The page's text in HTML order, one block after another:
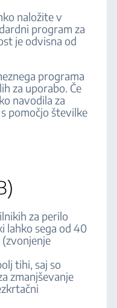
naložite v
program za
je odvisna od
programa
za uporabo. Če
navodila za
pomočjo številke
za perilo
lahko sega od 40
tihi, saj so
zmanjševanje